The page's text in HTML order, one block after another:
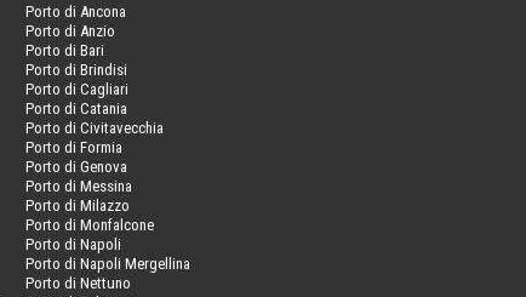
Porto di Ancona
Porto di Anzio
Porto di Bari
Porto di Brindisi
Porto di Cagliari
Porto di Catania
Porto di Civitavecchia
Porto di Formia
Porto di Genova
Porto di Messina
Porto di Milazzo
Porto di Monfalcone
Porto di Napoli
Porto di Napoli Mergellina
Porto di Nettuno